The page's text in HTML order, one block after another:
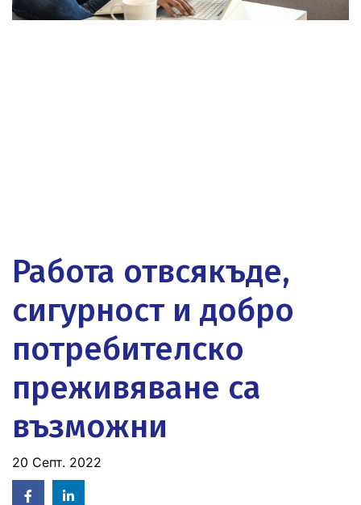
Работа отвсякъде,
сигурност и добро
потребителско
преживяване са
възможни
20 Септ. 2022
Facebook